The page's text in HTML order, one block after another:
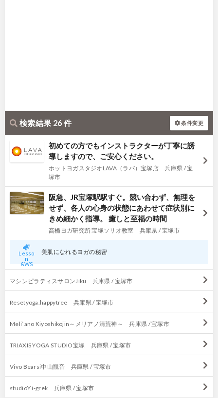
検索結果 26 件 条件変更
初めての方でもインストラクターが丁寧に誘
導しますので、ご安心ください。
ホットヨガスタジオLAVA（ラバ）宝塚店 兵庫県 / 宝
塚市
阪急、JR宝塚駅駅すぐ。競い合わず、無理を
せず、各人の心身の状態にあわせて症状別に
きめ細かく指導。 癒しと至福の時間
高橋ヨガ研究所 宝塚ソリオ教室 兵庫県 / 宝塚市
Lesso
n
&WS
美肌になれるヨガの秘密
マシンピラティスサロンJiku 兵庫県 / 宝塚市
Resetyoga.happytree 兵庫県 / 宝塚市
Meli`ano Kiyoshikojin～メリアノ清荒神～ 兵庫県 / 宝塚市
TRIAXIS YOGA STUDIO宝塚 兵庫県 / 宝塚市
Vivo Bearsi中山観音 兵庫県 / 宝塚市
studioY i-grek 兵庫県 / 宝塚市